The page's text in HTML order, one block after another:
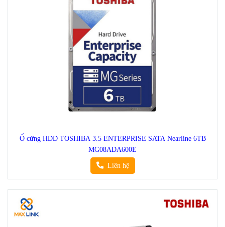
Ổ cứng HDD TOSHIBA 3.5 ENTERPRISE SATA Nearline 6TB
MG08ADA600E
Liên hệ